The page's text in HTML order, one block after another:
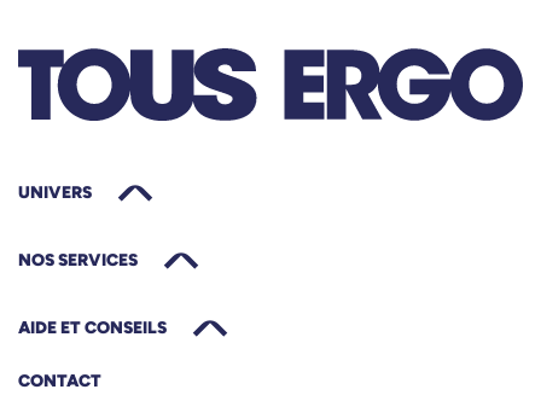
UNIVERS
NOS SERVICES
AIDE ET CONSEILS
CONTACT